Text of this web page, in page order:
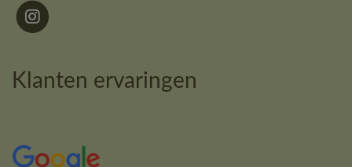
Klanten ervaringen